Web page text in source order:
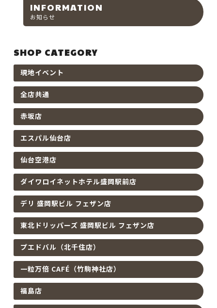
INFORMATION
お知らせ
SHOP CATEGORY
現地イベント
全店共通
赤坂店
エスパル仙台店
仙台空港店
ダイワロイネットホテル盛岡駅前店
デリ 盛岡駅ビル フェザン店
東北ドリッパーズ 盛岡駅ビル フェザン店
プエドバル（北千住店）
一粒万倍 CAFÉ（竹駒神社店）
福島店